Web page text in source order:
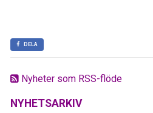
Nyheter som RSS-flöde
NYHETSARKIV
DELA